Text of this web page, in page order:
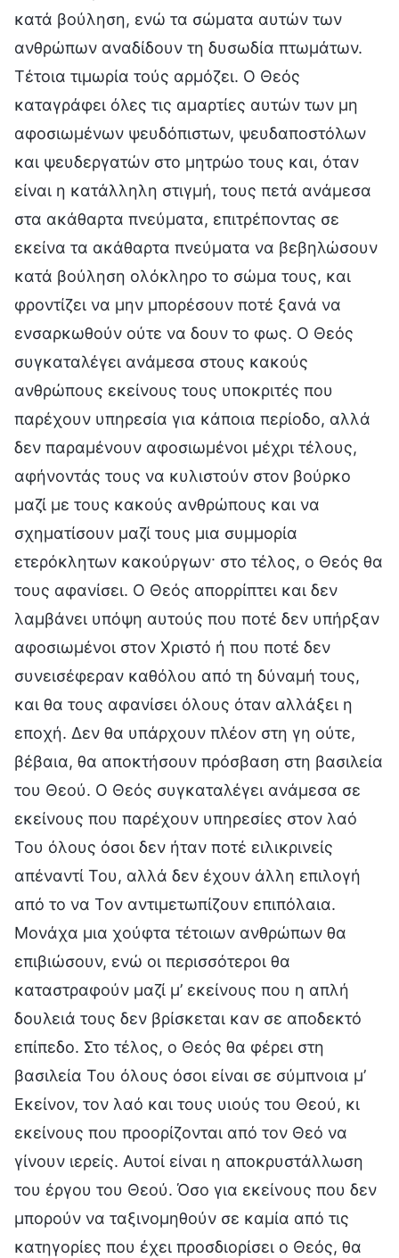
κατά βούληση, ενώ τα σώματα αυτών των
ανθρώπων αναδίδουν τη δυσωδία πτωμάτων.
Τέτοια τιμωρία τούς αρμόζει. Ο Θεός
καταγράφει όλες τις αμαρτίες αυτών των μη
αφοσιωμένων ψευδόπιστων, ψευδαποστόλων
και ψευδεργατών στο μητρώο τους και, όταν
είναι η κατάλληλη στιγμή, τους πετά ανάμεσα
στα ακάθαρτα πνεύματα, επιτρέποντας σε
εκείνα τα ακάθαρτα πνεύματα να βεβηλώσουν
κατά βούληση ολόκληρο το σώμα τους, και
φροντίζει να μην μπορέσουν ποτέ ξανά να
ενσαρκωθούν ούτε να δουν το φως. Ο Θεός
συγκαταλέγει ανάμεσα στους κακούς
ανθρώπους εκείνους τους υποκριτές που
παρέχουν υπηρεσία για κάποια περίοδο, αλλά
δεν παραμένουν αφοσιωμένοι μέχρι τέλους,
αφήνοντάς τους να κυλιστούν στον βούρκο
μαζί με τους κακούς ανθρώπους και να
σχηματίσουν μαζί τους μια συμμορία
ετερόκλητων κακούργων· στο τέλος, ο Θεός θα
τους αφανίσει. Ο Θεός απορρίπτει και δεν
λαμβάνει υπόψη αυτούς που ποτέ δεν υπήρξαν
αφοσιωμένοι στον Χριστό ή που ποτέ δεν
συνεισέφεραν καθόλου από τη δύναμή τους,
και θα τους αφανίσει όλους όταν αλλάξει η
εποχή. Δεν θα υπάρχουν πλέον στη γη ούτε,
βέβαια, θα αποκτήσουν πρόσβαση στη βασιλεία
του Θεού. Ο Θεός συγκαταλέγει ανάμεσα σε
εκείνους που παρέχουν υπηρεσίες στον λαό
Του όλους όσοι δεν ήταν ποτέ ειλικρινείς
απέναντί Του, αλλά δεν έχουν άλλη επιλογή
από το να Τον αντιμετωπίζουν επιπόλαια.
Μονάχα μια χούφτα τέτοιων ανθρώπων θα
επιβιώσουν, ενώ οι περισσότεροι θα
καταστραφούν μαζί μ’ εκείνους που η απλή
δουλειά τους δεν βρίσκεται καν σε αποδεκτό
επίπεδο. Στο τέλος, ο Θεός θα φέρει στη
βασιλεία Του όλους όσοι είναι σε σύμπνοια μ’
Εκείνον, τον λαό και τους υιούς του Θεού, κι
εκείνους που προορίζονται από τον Θεό να
γίνουν ιερείς. Αυτοί είναι η αποκρυστάλλωση
του έργου του Θεού. Όσο για εκείνους που δεν
μπορούν να ταξινομηθούν σε καμία από τις
κατηγορίες που έχει προσδιορίσει ο Θεός, θα